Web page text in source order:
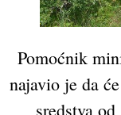
Pomoćnik
najavio je da
sredstva